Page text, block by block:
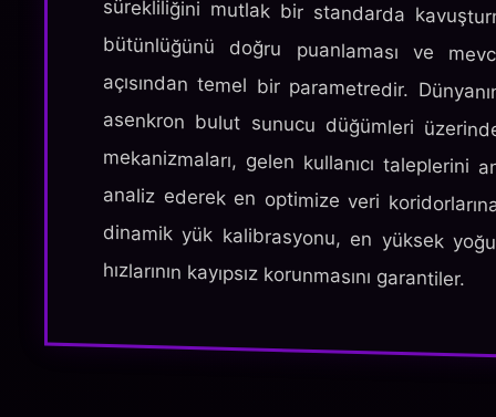
hızlarının kayıpsız korunmasını garantiler.